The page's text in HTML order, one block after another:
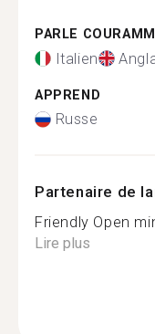
PARLE
Italien
APPREND
Russe
Partenaire de
Friendly Open
Lire plus